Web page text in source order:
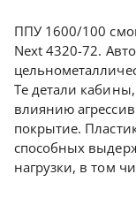
ППУ 1600/100
Next 4320-72.
Те детали
влиянию
покрытие.
способных
нагрузки, в том